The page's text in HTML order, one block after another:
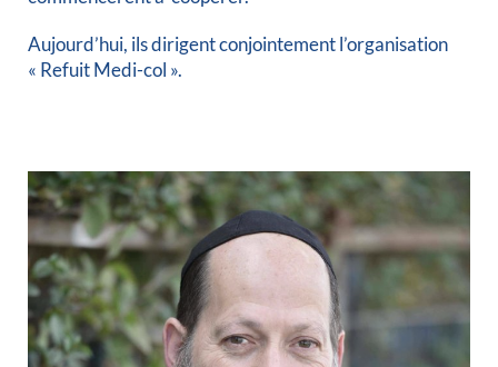
Aujourd’hui, ils dirigent conjointement l’organisation
« Refuit Medi-col ».